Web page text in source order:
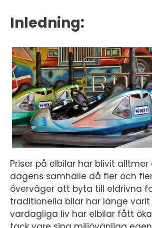
Inledning:
Priser på elbilar har blivit alltmer
dagens samhälle då fler och
överväger att byta till eldrivna
traditionella bilar har länge
vardagliga liv har elbilar fått